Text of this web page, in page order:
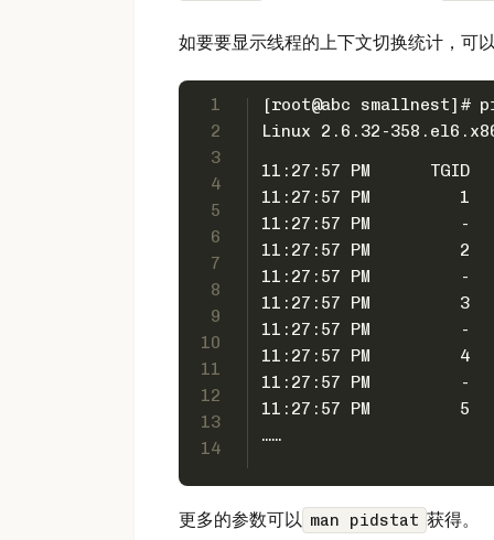
如要要显示线程的上下文切换统计，可
1
2
3
4
5
6
7
8
9
10
11
12
13
14
[root@abc smallnest]#
11:27:57 PM      TGID
11:27:57 PM
11:27:57 PM
11:27:57 PM
11:27:57 PM         -
11:27:57 PM
11:27:57 PM         -
11:27:57 PM
11:27:57 PM         -
11:27:57 PM
……
更多的参数可以 man pidstat 获得。